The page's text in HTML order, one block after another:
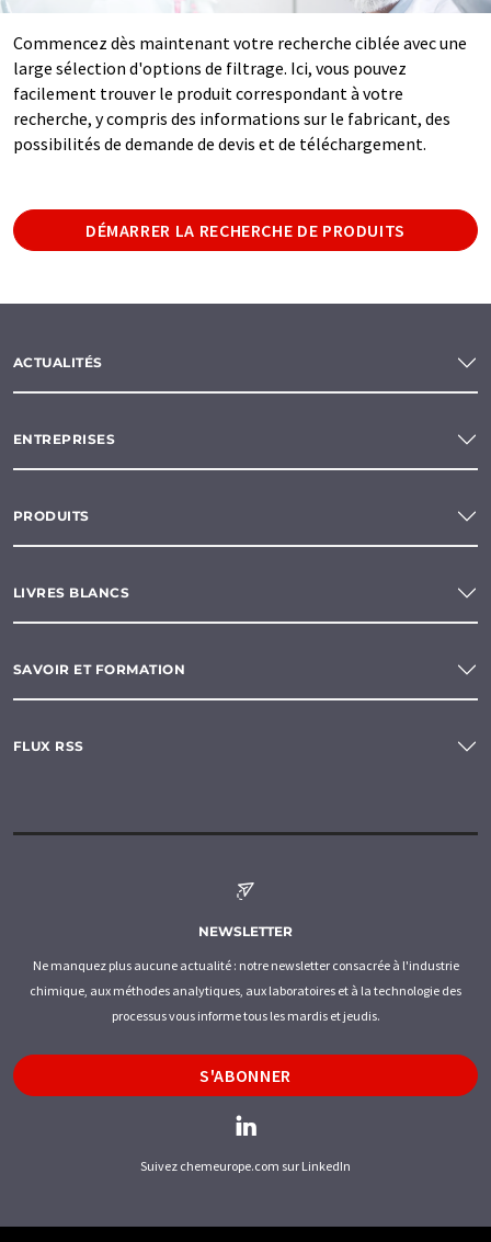
Commencez dès maintenant votre recherche ciblée avec une
large sélection d'options de filtrage. Ici, vous pouvez
facilement trouver le produit correspondant à votre
recherche, y compris des informations sur le fabricant, des
possibilités de demande de devis et de téléchargement.
DÉMARRER LA RECHERCHE DE PRODUITS
ACTUALITÉS
ENTREPRISES
PRODUITS
LIVRES BLANCS
SAVOIR ET FORMATION
FLUX RSS
NEWSLETTER
Ne manquez plus aucune actualité : notre newsletter consacrée à l'industrie
chimique, aux méthodes analytiques, aux laboratoires et à la technologie des
processus vous informe tous les mardis et jeudis.
S'ABONNER
Suivez chemeurope.com sur LinkedIn